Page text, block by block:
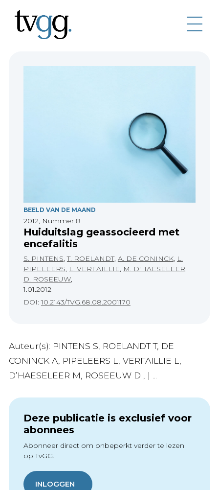
BEELD VAN DE MAAND
2012, Nummer 8
Huiduitslag geassocieerd met
encefalitis
S. PINTENS,T. ROELANDT, A. DE CONINCK, L.
PIPELEERS, L. VERFAILLIE, M. D'HAESELEER,
D. ROSEEUW,
1.01.2012
DOI:10.2143/TVG.68.08.2001170
Auteur(s): PINTENS S, ROELANDT T, DE
CONINCK A, PIPELEERS L, VERFAILLIE L,
D’HAESELEER M, ROSEEUW D , | ...
Deze publicatie is exclusief voor
abonnees
Abonneer direct om onbeperkt verder te lezen
op TvGG.
INLOGGEN